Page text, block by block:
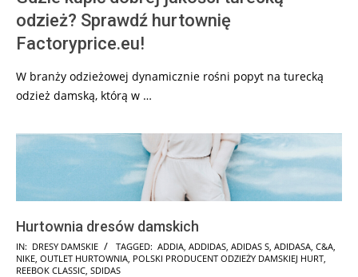
odzież? Sprawdź hurtownię
Factoryprice.eu!
W branży odzieżowej dynamicznie rośni popyt na turecką
odzież damską, którą w …
Hurtownia dresów damskich
2025-
09-
IN: DRESY DAMSKIE TAGGED: ADDIA ADDIDAS ADIDAS S ADIDASA C&A
NIKE OUTLET HURTOWNIA POLSKI PRODUCENT ODZIEŻY DAMSKIEJ HURT
REEBOK CLASSIC SDIDAS